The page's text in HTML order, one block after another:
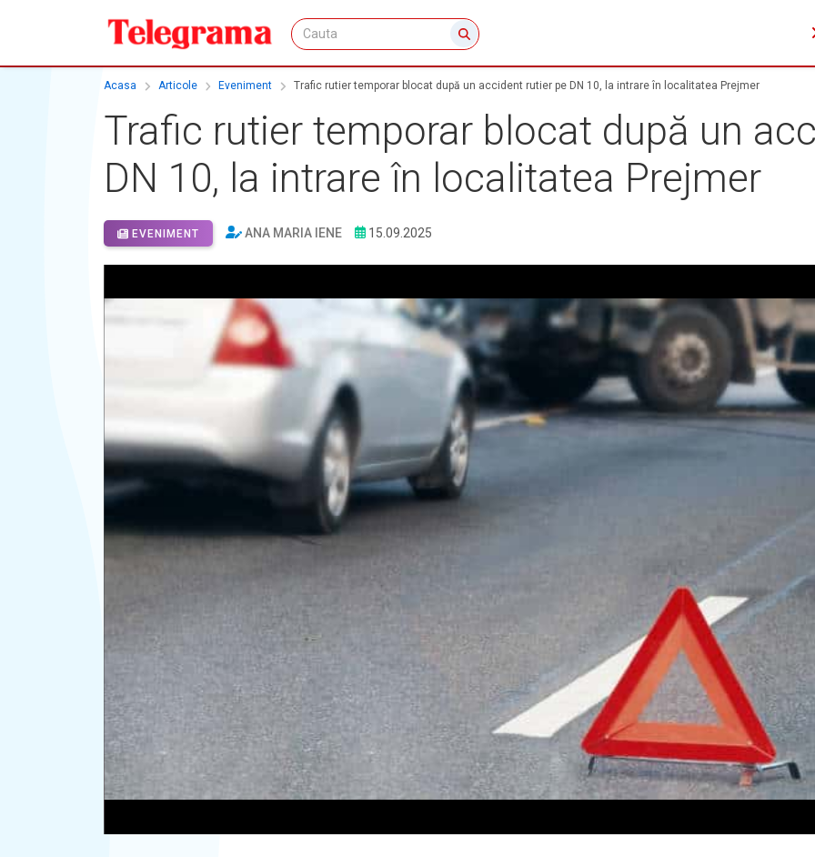
Acasa Articole Eveniment Trafic rutier temporar blocat după un accident rutier pe DN 10, la intrare în localitatea Prejmer
Trafic rutier temporar blocat după un
DN 10, la intrare în localitatea Prejmer
EVENIMENT ANA MARIA IENE 15.09.2025